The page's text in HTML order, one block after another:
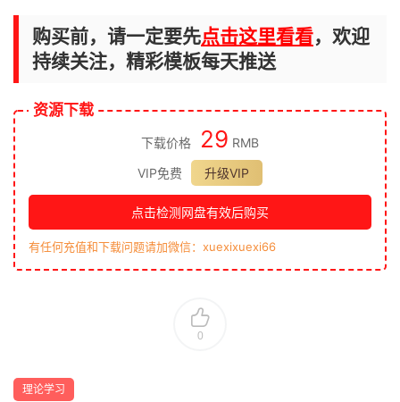
购买前，请一定要先点击这里看看，欢迎
持续关注，精彩模板每天推送
资源下载
下载价格 29 RMB
VIP免费
升级VIP
点击检测网盘有效后购买
有任何充值和下载问题请加微信：xuexixuexi66
0
理论学习